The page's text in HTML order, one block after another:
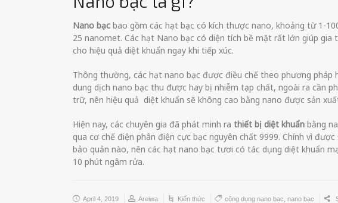
Nano bạc bao gồm các hạt bạc có kích thược nano, khoảng từ 1-
25 nanomet. Các hạt Nano bạc có diện tích bề mặt rất lớn giúp
cho hiệu quả diệt khuẩn ngay khi tiếp xúc.
Thông thường, các hạt nano bạc được điều chế theo phương pháp
dung dịch nano bạc thu được hay bị nhiễm tạp chất, ngoài ra cần
trữ, nên hiệu quả diệt khuẩn sẽ không cao bằng nano được sản
Hiện nay, các chuyên gia đã phát minh ra thiết bị diệt khuẩn bằng
qua cơ chế điện phân điện cực bạc nguyên chất 9999. Chính vì
bảo quản nào, nên các hạt nano bạc tươi có tác dụng diệt khuẩn
10 phút ngâm rửa.
April 4, 2019 Areiwa Kiến thức công dụng nano bạc nano bạc